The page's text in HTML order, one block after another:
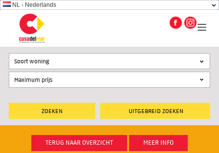
NL - Nederlands
UITGEBREID ZOEKEN
Soort woning
TERUG NAAR OVERZICHT MEER INFO